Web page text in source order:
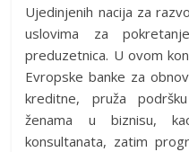
Ujedinjenih nacija za
uslovima za
preduzetnica. U ovom
Evropske banke za
kreditne, pruža
ženama u biznisu,
konsultanata, zatim